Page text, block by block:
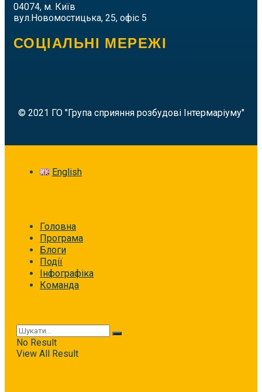
04074, м. Київ
вул.Новомостицька, 25, офіс 5
СОЦІАЛЬНІ МЕРЕЖІ
© 2021 ГО "Група сприяння розбудові Інтермаріуму"
English
Головна
Програма
Блоги
Події
Інфографіка
Команда
No Result
View All Result